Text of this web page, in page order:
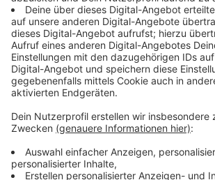
insgesamt schon 500 Kinder und
heißt es.
Anzeige
Anzeige
In Neukirche-Vluyn auf dem